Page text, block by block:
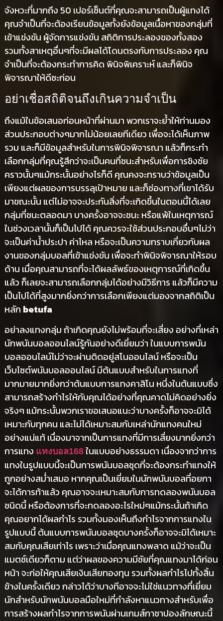
จังหวะที่มากถึง 50 เปอร์เซ็นต์ที่คุณจะสามารถเป็นผู้แทงได้
คุณจำเป็นที่จะต้องเรียนข้อมูลทั้งยังข้อมูลเนื้อหาของกลุ่มที่
เข้าแข่งขัน ผู้จัดการแข่งขัน สถิติการประลองของทั้งสอง
รวมทั้งสาเหตุอื่นๆที่จะมีผลได้โดนตรงกับการประลอง คุณ
จำเป็นที่จะต้องกระทำการคิด พินิจพิเคราะห์ และก็พินิจ
พิจารณาให้ดีซะก่อน
อย่าเชื่อสถิติจนถึงเกินความจำเป็น
ถึงแม้ในข้อเสนอก่อนหน้าที่ผ่านมา พวกเราจะย้ำให้ท่านมอง
ส่วนประกอบต่างๆมากไม่น้อยเลยทีเดียว เพื่อจะได้เห็นภาพ
รวม และก็มีข้อมูลสำหรับในการพินิจพิจารณา แล้วก็กระทำ
เลือกกลุ่มที่คุณรู้สึกว่าจะเป็นคนที่ชนะสำหรับเพื่อการชิงชัย
คราวนั้นๆแม้กระนั้นอย่างไรก็ดี คุณคงจะทราบว่าข้อมูลเป็น
เพียงแต่ผลของการบรรลุเป้าหมาย และก็ช่องทางที่เขาได้รับ
มาขณะนั้น แต่ไม่อาจจะประกันสิ่งที่จะเกิดขึ้นในตอนนี้ได้เลย
กลุ่มที่ชนะตลอดมา บางครั้งอาจจะชนะ หรือแพ้ในเหตุการณ์
ในช่วงเวลานั้นก็เป็นไปได้ คุณควรจะใช้ส่วนประกอบอื่นๆไม่ว่า
จะเป็นค่าน้ำประปา ค่าไหล หรือจะเป็นความทราบเกี่ยวกับผล
งานของกลุ่มบอลที่เข้าแข่งขัน เพื่อจะทำพินิจพิจารณาให้รอบ
ด้าน เมื่อคุณสามารถที่จะได้ผลลัพธ์ของเหตุการณ์ที่เกิดขึ้น
แล้ว ก็เลยจะสามารถเลือกกลุ่มได้อย่างมีวิธีการ แล้วก็มีความ
เป็นไปได้ที่สูงมากยิ่งกว่าการเลือกเพียงแต่มองจากสถิติเป็น
หลัก betufa
อย่าลงแทงกลุ่ม ถ้าเกิดคุณยังไม่พร้อมที่จะเสี่ยง อย่างที่เหล่า
นักพนันบอลออนไลน์รู้กันอย่างดีเยี่ยมว่า ในแบบการพนัน
บอลออนไลน์ไม่ว่าจะผ่านติดอยู่สโนออนไลน์ หรือจะเป็น
เว็บไซต์พนันบอลออนไลน์ มีต้นแบบสำหรับในการแทงที่
มากมายมากยิ่งกว่าต้นแบบการแทงคาสิโน หนึ่งในต้นแบบซึ่ง
สามารถสร้างกำไรให้กับคุณได้อย่างที่คุณคาดไม่คิดอย่างยิ่ง
จริงๆ แม้กระนั้นพวกเราขอเสนอแนะว่าบางครั้งก็อาจจะมิได้
เหมาะกับทุกคน และไม่ได้เหมาะสมกับเหล่านักแทงคนใหม่
อย่างแน่แท้ เนื่องมาจากเป็นการแทงที่มีการเสี่ยงมากยิ่งกว่า
การแทง แทงบอล168ในแบบอย่างธรรมดา เนื่องจากว่าการ
แทงในรูปแบบนี้จะเป็นการพนันบอลชุดที่จะต้องกระทำแทงให้
ถูกอย่างสม่ำเสมอ หากคุณเป็นเยี่ยมในนักพนันบอลที่อยกา
จะได้การท้าแล้ว คุณอาจจะเหมาะสมกับการทดลองพนันบอล
ชนิดนี้ หรือต้องการที่จะทดลองอะไรใหม่ๆแม้กระนั้นถ้าเกิด
คุณอยากได้ผลกำไร รวมทั้งมองเห็นถึงกำไรจากการแทงใน
รูปแบบนี้ ต้นแบบการพนันบอลชุดบางครั้งก็อาจจะมิได้เหมาะ
สมกับคุณเสียเท่าไร เพราะว่าเมื่อคุณแทงพลาด แม้ว่าจะเป็น
แมตช์เดียวก็ตาม แต่ว่าผลของความมีชัยที่คุณแทงมาได้ก่อน
หน้า จะก่อให้คุณเสียเงินเสียทองทุน รวมทั้งผลกำไรไปทั้งสิ้น
ข้างในครั้งเดียว กล่าวได้ว่าบางทีอาจจะไม่ใช่แนวทางที่เยี่ยม
นักสำหรับนักพนันบอลมือใหม่ที่กำลังหาแนวทางสำหรับเพื่อ
การสร้างผลกำไรจากการพนันผ่านเกมส์กาชาปองลักษณะนี้